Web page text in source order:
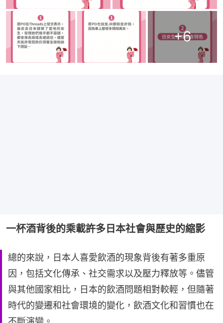
+6
一杯酒背後的乘載許多日本社會與歷史的縮影
總的來說，日本人喜愛飲酒的現象背後有著多重原
因，包括文化傳承、社交需求以及壓力釋放等。儘管
與其他國家相比，日本的飲酒問題相對較輕，但隨著
時代的變遷和社會環境的變化，飲酒文化和習慣也在